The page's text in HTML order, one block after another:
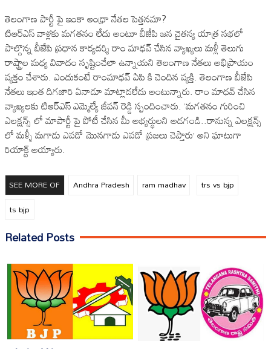
తెలంగాణ పార్టీ పై ఇంకా ఆంధ్రా నేతల పెత్తనమా?
టిఆర్ఎస్ వాళ్లకు మగతనం లేదు అంటూ బీజేపి జన చైతన్య యాత్ర సభలో
పాల్గొన్న బీజేపి ప్రధాన కార్యదర్శి రాం మాధవ్ చేసిన వ్యాఖ్యలు మళ్లీ తెలుగు
రాష్ట్రాల మధ్య వివాదం సృష్టించేలా ఉన్నాయని తెలంగాణ నేతలు అభిప్రాయం
వ్యక్తం చేశారు. ఎందుకంటే రాంమాధవ్ ఏపి కి చెందిన వ్యక్తి. తెలంగాణ బీజేపి
నేతలు ఇంత దిగజారి ఏనాడూ మాట్లాడలేదు అంటున్నారు. రాం మాధవ్ చేసిన
వ్యాఖ్యలకు టిఆర్ఎస్ ఎమ్మెల్యే జీవన్ రెడ్డి స్పందించారు. ‘మగతనం గురించి
ఎలక్షన్స్ లో మాపార్టీ పై పోటీ చేసిన మీ అభ్యర్థులని అడగండి..రానున్న ఎలక్షన్స్
లో మళ్ళీ మగాడు ఎవడో మొనగాడు ఎవడో ప్రజలు చెప్తారు’ అని ఘాటుగా
రియాక్ట్ అయ్యారు.
SEE MORE OF Andhra Pradesh ram madhav
trs vs bjp
ts bjp
Related Posts